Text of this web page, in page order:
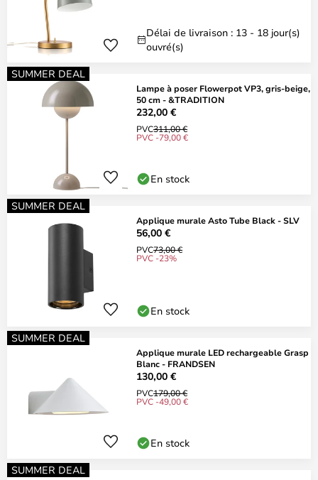
Délai de livraison : 13 - 18 jour(s)
ouvré(s)
SUMMER DEAL
Lampe à poser Flowerpot VP3, gris-beige,
50 cm - &TRADITION
232,00 €
PVC311,00 €
PVC -79,00 €
En stock
SUMMER DEAL
Applique murale Asto Tube Black - SLV
56,00 €
PVC73,00 €
PVC -23%
En stock
SUMMER DEAL
Applique murale LED rechargeable Grasp
Blanc - FRANDSEN
130,00 €
PVC179,00 €
PVC -49,00 €
En stock
SUMMER DEAL